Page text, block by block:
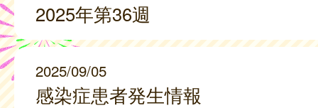
2025年第36週
2025/09/05
感染症患者発生情報